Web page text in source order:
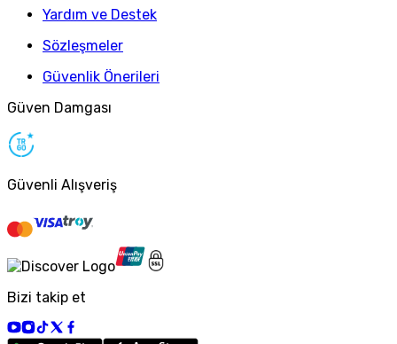
Yardım ve Destek
Sözleşmeler
Güvenlik Önerileri
Güven Damgası
Güvenli Alışveriş
Bizi takip et